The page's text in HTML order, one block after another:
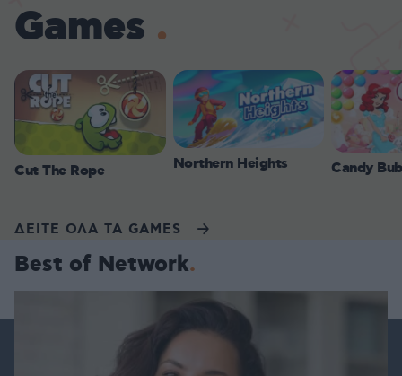
Games
Cut The Rope Northern Heights Candy
ΔΕΙΤΕ ΟΛΑ ΤΑ GAMES
Best of Network